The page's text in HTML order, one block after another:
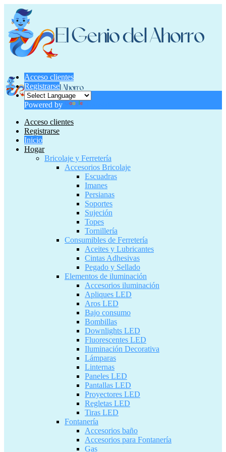
Acceso clientes
Registrarse
Powered by
Acceso clientes
Registrarse
Inicio
Hogar
Bricolaje y Ferretería
Accesorios Bricolaje
Escuadras
Imanes
Persianas
Soportes
Sujeción
Topes
Tornillería
Consumibles de Ferretería
Aceites y Lubricantes
Cintas Adhesivas
Pegado y Sellado
Elementos de iluminación
Accesorios iluminación
Apliques LED
Aros LED
Bajo consumo
Bombillas
Downlights LED
Fluorescentes LED
Iluminación Decorativa
Lámparas
Linternas
Paneles LED
Pantallas LED
Proyectores LED
Regletas LED
Tiras LED
Fontanería
Accesorios baño
Accesorios para Fontanería
Gas